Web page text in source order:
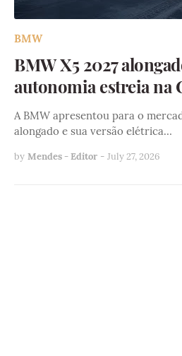
BMW
BMW X5 2027
autonomia estreia na
A BMW apresentou para o
alongado e sua versão elétrica…
by Mendes - Editor - July 27, 2026